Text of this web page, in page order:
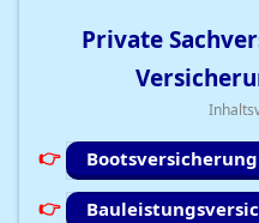
Private
Bootsversicherung